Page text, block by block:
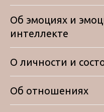
Об эмоциях и
интеллекте
О личности и
Об отношениях